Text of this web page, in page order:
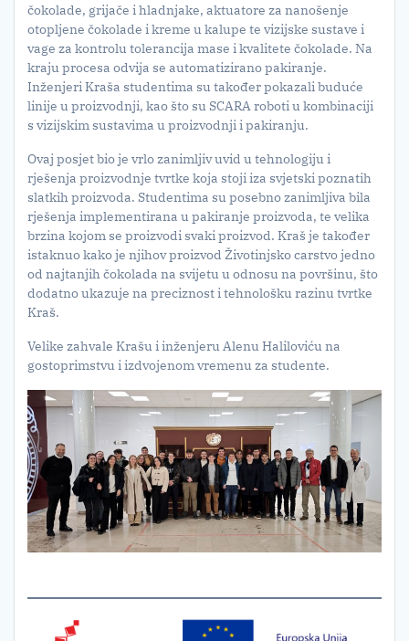
čokolade, grijače i hladnjake, aktuatore za nanošenje
otopljene čokolade i kreme u kalupe te vizijske sustave i
vage za kontrolu tolerancija mase i kvalitete čokolade. Na
kraju procesa odvija se automatizirano pakiranje.
Inženjeri Kraša studentima su također pokazali buduće
linije u proizvodnji, kao što su SCARA roboti u kombinaciji
s vizijskim sustavima u proizvodnji i pakiranju.
Ovaj posjet bio je vrlo zanimljiv uvid u tehnologiju i
rješenja proizvodnje tvrtke koja stoji iza svjetski poznatih
slatkih proizvoda. Studentima su posebno zanimljiva bila
rješenja implementirana u pakiranje proizvoda, te velika
brzina kojom se proizvodi svaki proizvod. Kraš je također
istaknuo kako je njihov proizvod Životinjsko carstvo jedno
od najtanjih čokolada na svijetu u odnosu na površinu, što
dodatno ukazuje na preciznost i tehnološku razinu tvrtke
Kraš.
Velike zahvale Krašu i inženjeru Alenu Haliloviću na
gostoprimstvu i izdvojenom vremenu za studente.